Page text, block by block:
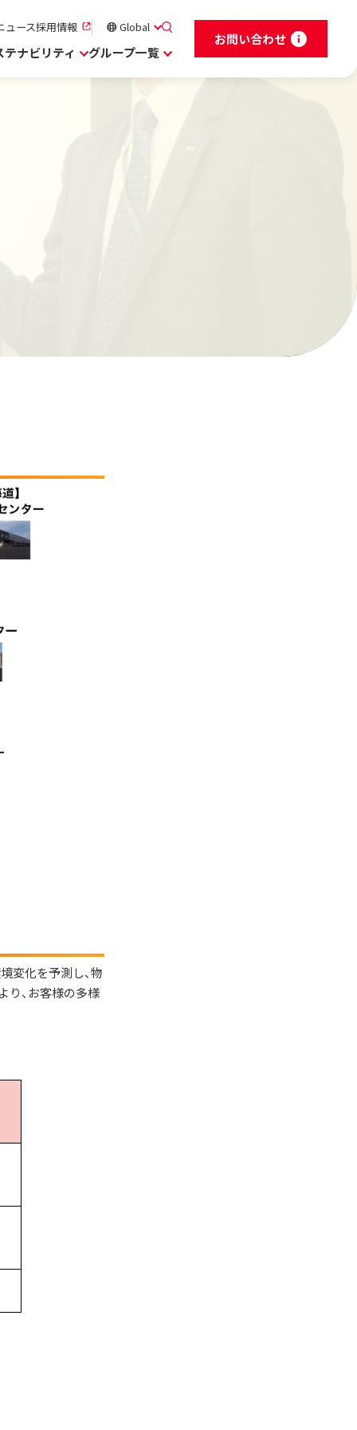
ュース採用情報 Global
テナビリティ グループ一覧
お問い合わせ
変化を予測し、物
り、お客様の多様